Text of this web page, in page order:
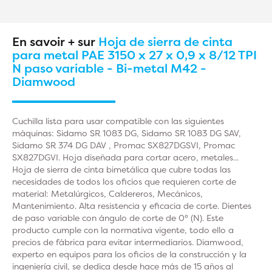
En savoir + sur Hoja de sierra de cinta
para metal PAE 3150 x 27 x 0,9 x 8/12 TPI
N paso variable - Bi-metal M42 -
Diamwood
Cuchilla lista para usar compatible con las siguientes
máquinas: Sidamo SR 1083 DG, Sidamo SR 1083 DG SAV,
Sidamo SR 374 DG DAV , Promac SX827DGSVI, Promac
SX827DGVI. Hoja diseñada para cortar acero, metales...
Hoja de sierra de cinta bimetálica que cubre todas las
necesidades de todos los oficios que requieren corte de
material: Metalúrgicos, Caldereros, Mecánicos,
Mantenimiento. Alta resistencia y eficacia de corte. Dientes
de paso variable con ángulo de corte de 0° (N). Este
producto cumple con la normativa vigente, todo ello a
precios de fábrica para evitar intermediarios. Diamwood,
experto en equipos para los oficios de la construcción y la
ingeniería civil, se dedica desde hace más de 15 años al